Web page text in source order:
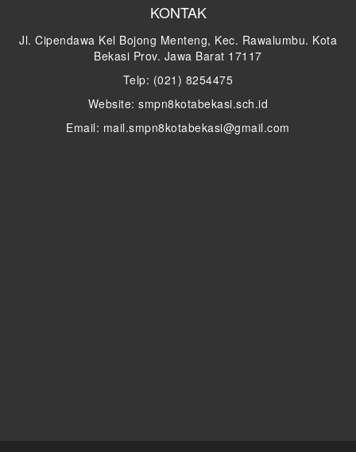
KONTAK
Jl. Cipendawa Kel Bojong Menteng, Kec. Rawalumbu. Kota
Bekasi Prov. Jawa Barat 17117
Telp: (021) 8254475
Website: smpn8kotabekasi.sch.id
Email: mail.smpn8kotabekasi@gmail.com